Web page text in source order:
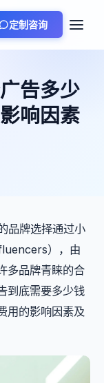
定制咨询
告多少
响因素
品牌选择通过小
），由
多品牌青睐的合
到底需要多少钱
用的影响因素及